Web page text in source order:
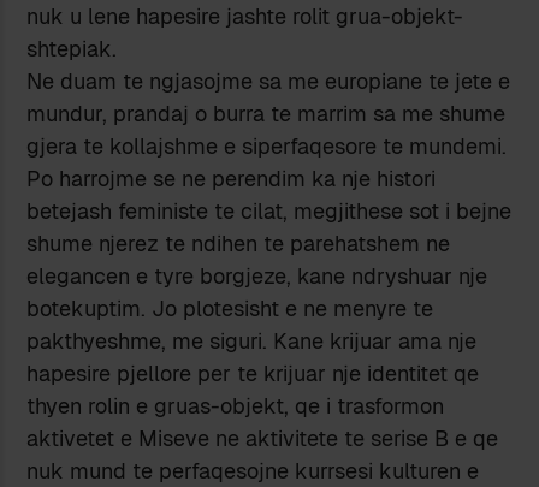
nuk u lene hapesire jashte rolit grua-objekt-
shtepiak.
Ne duam te ngjasojme sa me europiane te jete e
mundur, prandaj o burra te marrim sa me shume
gjera te kollajshme e siperfaqesore te mundemi.
Po harrojme se ne perendim ka nje histori
betejash feministe te cilat, megjithese sot i bejne
shume njerez te ndihen te parehatshem ne
elegancen e tyre borgjeze, kane ndryshuar nje
botekuptim. Jo plotesisht e ne menyre te
pakthyeshme, me siguri. Kane krijuar ama nje
hapesire pjellore per te krijuar nje identitet qe
thyen rolin e gruas-objekt, qe i trasformon
aktivetet e Miseve ne aktivitete te serise B e qe
nuk mund te perfaqesojne kurrsesi kulturen e